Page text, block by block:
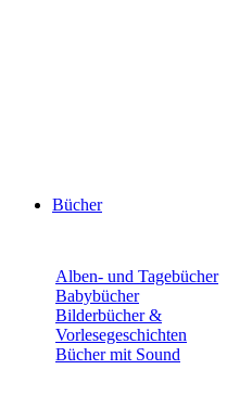
Bücher
Alben- und Tagebücher
Babybücher
Bilderbücher &
Vorlesegeschichten
Bücher mit Sound